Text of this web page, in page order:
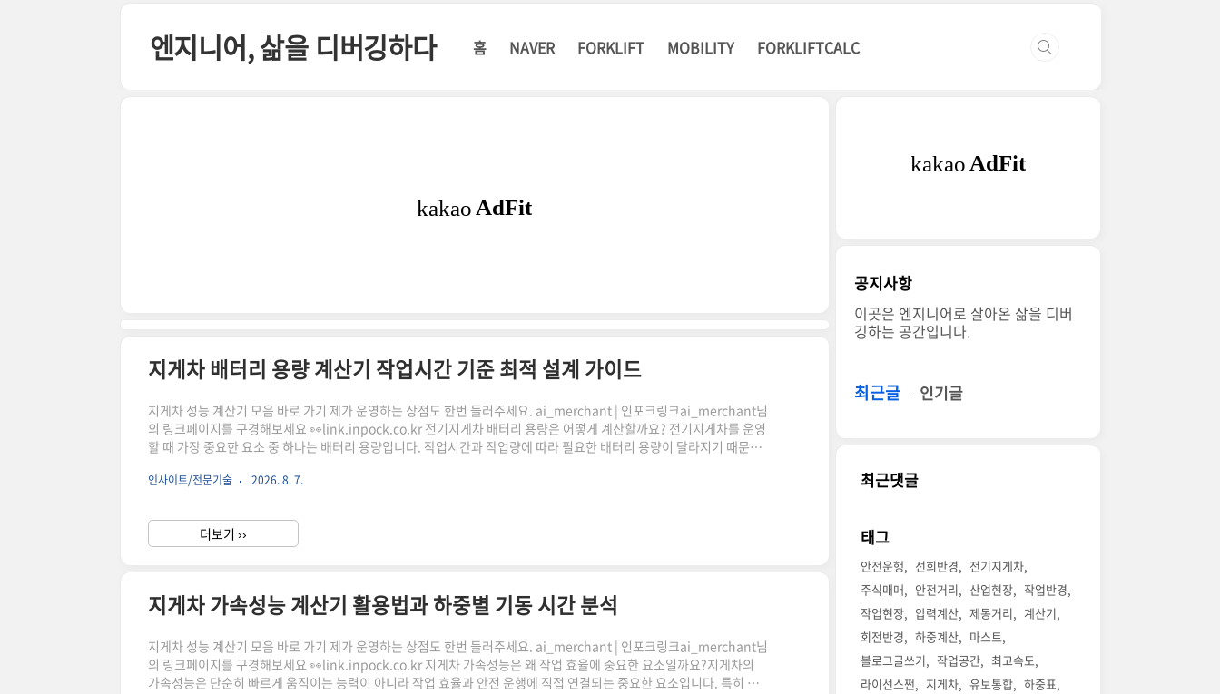
엔지니어, 삶을 디버깅하다 홈 NAVER FORKLIFT MOBILITY FORKLIFTCALC
지게차 배터리 용량 계산기 작업시간 기준 최적 설계 가이드
지게차 성능 계산기 모음 바로 가기 제가 운영하는 상점도 한번 들러주세요. ai_merchant | 인포크링크ai_merchant님
의 링크페이지를 구경해보세요 👀link.inpock.co.kr 전기지게차 배터리 용량은 어떻게 계산할까요? 전기지게차를 운영
할 때 가장 중요한 요소 중 하나는 배터리 용량입니다. 작업시간과 작업량에 따라 필요한 배터리 용량이 달라지기 때문에
련 계산기를 활용하는 방법까지 살펴보겠습니다.전기지게차 배터리 용량이 중요한 이유전기지게차는 배터리에 저장된
인사이트/전문기술 2026. 8. 7.
더보기 ››
지게차 가속성능 계산기 활용법과 하중별 기동 시간 분석
지게차 성능 계산기 모음 바로 가기 제가 운영하는 상점도 한번 들러주세요. ai_merchant | 인포크링크ai_merchant님
의 링크페이지를 구경해보세요 👀link.inpock.co.kr 지게차 가속성능은 왜 작업 효율에 중요한 요소일까요?지게차의
가속성능은 단순히 빠르게 움직이는 능력이 아니라 작업 효율과 안전 운행에 직접 연결되는 중요한 요소입니다. 특히 적
공지사항
이곳은 엔지니어로 살아온 삶을 디버
깅하는 공간입니다.
최근글 인기글
최근댓글
태그
안전운행 선회반경
전기지게차
주식매매
안전거리 산업현장
작업반경
작업현장
압력계산 제동거리
계산기
회전반경
하중계산
마스트
블로그글쓰기
작업공간
최고속도
라이선스쩐
지게차 유보통합
하중표